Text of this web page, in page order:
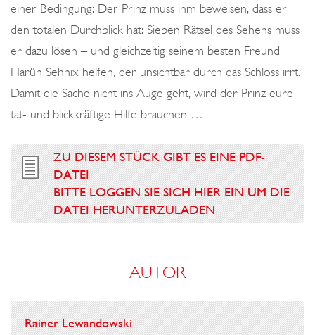
O
Ü
B
R
einer Bedingung: Der Prinz muss ihm beweisen, dass er
den totalen Durchblick hat: Sieben Rätsel des Sehens muss
er dazu lösen – und gleichzeitig seinem besten Freund
Harün Sehnix helfen, der unsichtbar durch das Schloss irrt.
Damit die Sache nicht ins Auge geht, wird der Prinz eure
tat- und blickkräftige Hilfe brauchen …
ZU DIESEM STÜCK GIBT ES EINE PDF-
DATEI
BITTE LOGGEN SIE SICH HIER EIN UM DIE
DATEI HERUNTERZULADEN
AUTOR
Rainer Lewandowski